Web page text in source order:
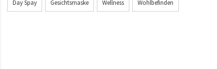
Day Spay Gesichtsmaske Wellness Wohlbefinden